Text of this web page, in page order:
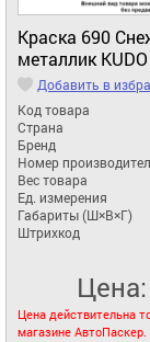
Краска 690
металлик
Добавить в
Код товара
Страна
Бренд
Номер
Вес товара
Ед. измерения
Габариты (Ш×В×Г)
Штрихкод
Цена:
Цена действительна
магазине АвтоПаскер.